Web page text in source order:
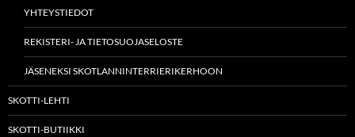
YHTEYSTIEDOT
REKISTERI- JA TIETOSUOJASELOSTE
JÄSENEKSI SKOTLANNINTERRIERIKERHOON
SKOTTI-LEHTI
SKOTTI-BUTIIKKI